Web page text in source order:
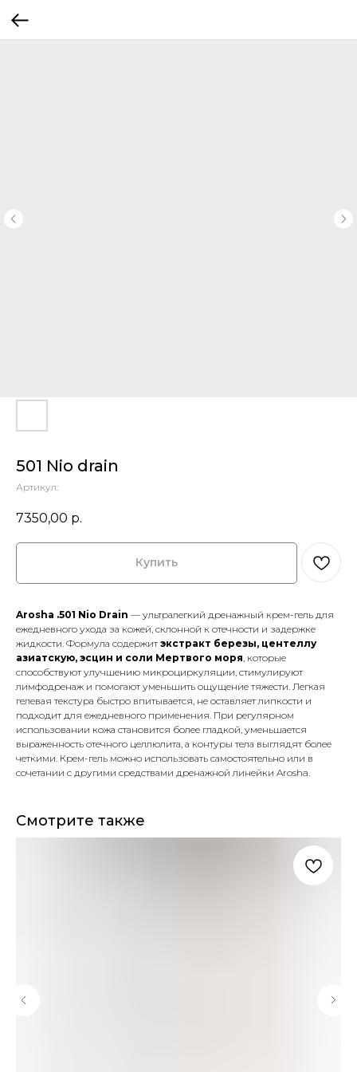
501 Nio drain
Артикул:
7350,00 р.
Купить
Arosha .501 Nio Drain — ультралегкий дренажный крем-гель для
ежедневного ухода за кожей, склонной к отечности и задержке
жидкости. Формула содержитэкстракт березы, центеллу
азиатскую, эсцин и соли Мертвого моря , которые
способствуют улучшению микроциркуляции, стимулируют
лимфодренаж и помогают уменьшить ощущение тяжести. Легкая
гелевая текстура быстро впитывается, не оставляет липкости и
подходит для ежедневного применения. При регулярном
использовании кожа становится более гладкой, уменьшается
выраженность отечного целлюлита, а контуры тела выглядят более
четкими. Крем-гель можно использовать самостоятельно или в
сочетании с другими средствами дренажной линейки Arosha.
Смотрите также